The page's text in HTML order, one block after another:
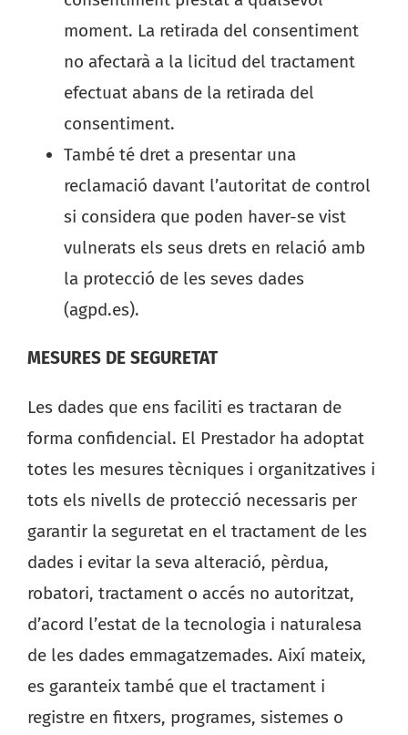
moment. La retirada del consentiment
no afectarà a la licitud del tractament
efectuat abans de la retirada del
consentiment.
També té dret a presentar una
reclamació davant l’autoritat de control
si considera que poden haver-se vist
vulnerats els seus drets en relació amb
la protecció de les seves dades
(agpd.es).
MESURES DE SEGURETAT
Les dades que ens faciliti es tractaran de
forma confidencial. El Prestador ha adoptat
totes les mesures tècniques i organitzatives i
tots els nivells de protecció necessaris per
garantir la seguretat en el tractament de les
dades i evitar la seva alteració, pèrdua,
robatori, tractament o accés no autoritzat,
d’acord l’estat de la tecnologia i naturalesa
de les dades emmagatzemades. Així mateix,
es garanteix també que el tractament i
registre en fitxers, programes, sistemes o